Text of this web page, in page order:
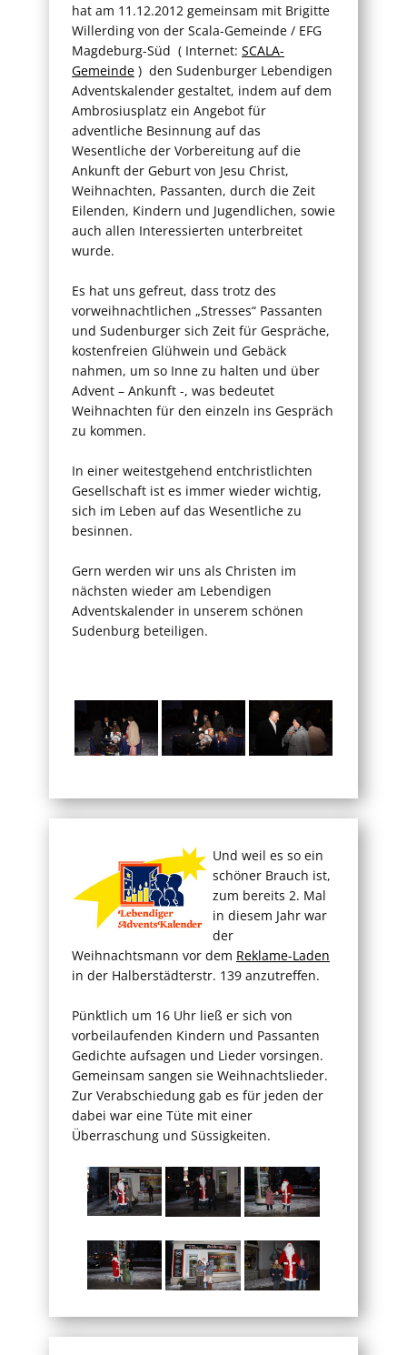
hat am 11.12.2012 gemeinsam mit Brigitte
Willerding von der Scala-Gemeinde / EFG
Magdeburg-Süd ( Internet: SCALA-
Gemeinde ) den Sudenburger Lebendigen
Adventskalender gestaltet, indem auf dem
Ambrosiusplatz ein Angebot für
adventliche Besinnung auf das
Wesentliche der Vorbereitung auf die
Ankunft der Geburt von Jesu Christ,
Weihnachten, Passanten, durch die Zeit
Eilenden, Kindern und Jugendlichen, sowie
auch allen Interessierten unterbreitet
wurde.
Es hat uns gefreut, dass trotz des
vorweihnachtlichen „Stresses“ Passanten
und Sudenburger sich Zeit für Gespräche,
kostenfreien Glühwein und Gebäck
nahmen, um so Inne zu halten und über
Advent – Ankunft -, was bedeutet
Weihnachten für den einzeln ins Gespräch
zu kommen.
In einer weitestgehend entchristlichten
Gesellschaft ist es immer wieder wichtig,
sich im Leben auf das Wesentliche zu
besinnen.
Gern werden wir uns als Christen im
nächsten wieder am Lebendigen
Adventskalender in unserem schönen
Sudenburg beteiligen.
Und weil es so ein
schöner Brauch ist,
zum bereits 2. Mal
in diesem Jahr war
der
Weihnachtsmann vor dem Reklame-Laden
in der Halberstädterstr. 139 anzutreffen.
Pünktlich um 16 Uhr ließ er sich von
vorbeilaufenden Kindern und Passanten
Gedichte aufsagen und Lieder vorsingen.
Gemeinsam sangen sie Weihnachtslieder.
Zur Verabschiedung gab es für jeden der
dabei war eine Tüte mit einer
Überraschung und Süssigkeiten.